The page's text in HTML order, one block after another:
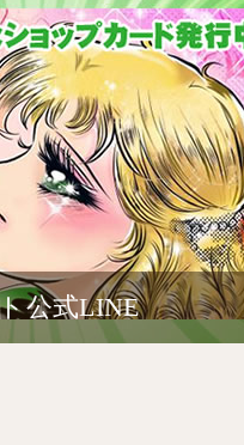
公式LINE